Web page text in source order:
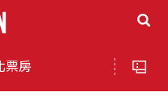
票房